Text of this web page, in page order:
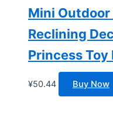
Mini
Reclining
Princess Toy
¥50.44 Buy Now